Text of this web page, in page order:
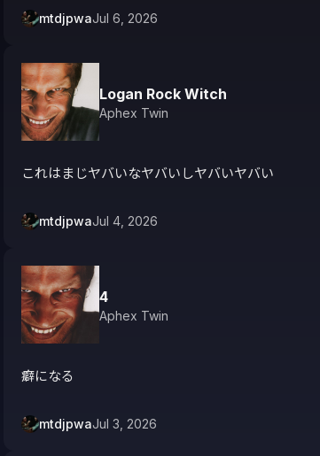
mtdjpwaJul 6, 2026
Logan Rock Witch
Aphex Twin
これはまじヤバいなヤバいしヤバいヤバい
mtdjpwaJul 4, 2026
4
Aphex Twin
癖になる
mtdjpwaJul 3, 2026